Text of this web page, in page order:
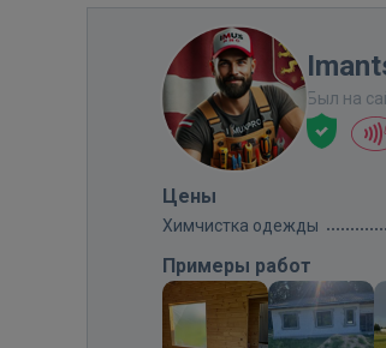
Был на
Цены
Химчистка одежды
Примеры работ